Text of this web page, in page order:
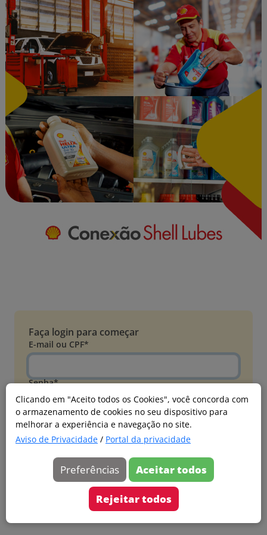
Clicando em "Aceito todos os Cookies", você concorda com
o armazenamento de cookies no seu dispositivo para
melhorar a experiência e navegação no site.
Aviso de Privacidade / Portal da privacidade
Preferências Aceitar todos
Rejeitar todos
Faça login para começar
E-mail ou CPF*
Senha*
Esqueci minha senha
Entrar
Acessar com Microsoft
Ainda não faz parte?
Cadastre-se
Versão 20260805.7